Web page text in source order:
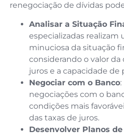
renegociação de dívidas
Analisar a Situação
especializadas realizam
minuciosa da situação
considerando o valor da
juros e a capacidade de
Negociar com o Banco
negociações com o
condições mais
das taxas de juros.
Desenvolver Planos